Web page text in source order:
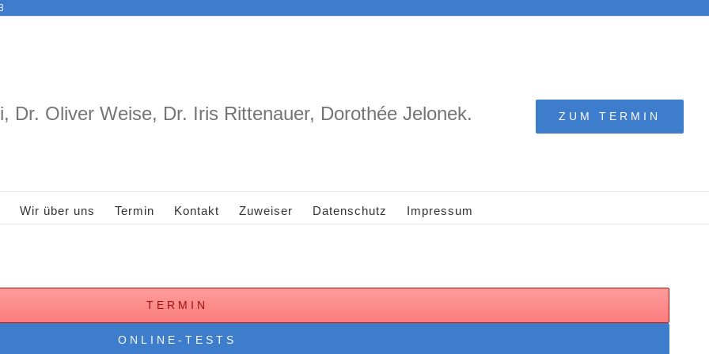
Dr. Oliver Weise, Dr. Iris Rittenauer, Dorothée Jelonek. ZUM TERMIN
Wir über uns Termin Kontakt Zuweiser Datenschutz Impressum
TERMIN
ONLINE-TESTS